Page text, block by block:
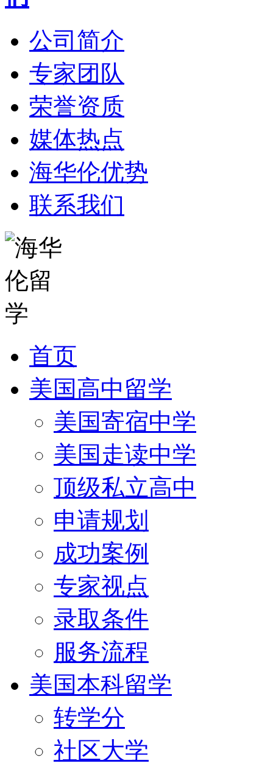
公司简介
专家团队
荣誉资质
媒体热点
海华伦优势
联系我们
首页
美国高中留学
美国寄宿中学
美国走读中学
顶级私立高中
申请规划
成功案例
专家视点
录取条件
服务流程
美国本科留学
转学分
社区大学